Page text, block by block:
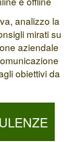
analizzo la
mirati su
aziendale
obiettivi da